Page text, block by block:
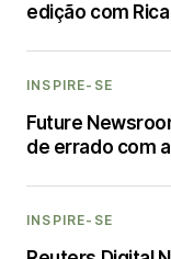
edição com
INSPIRE-SE
Future
de errado com
INSPIRE-SE